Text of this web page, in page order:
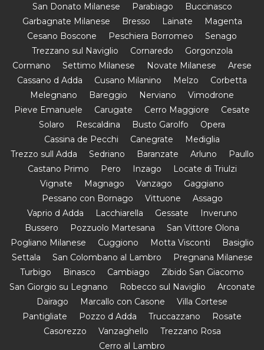
San Donato Milanese
Parabiago
Buccinasco
Garbagnate Milanese
Bresso Lainate
Magenta
Cesano Boscone
Peschiera Borromeo
Senago
Trezzano sul Naviglio
Cornaredo
Gorgonzola
Cormano
Settimo Milanese Novate Milanese
Arese
Cassano d Adda
Cusano Milanino Melzo
Corbetta
Melegnano
Bareggio Nerviano
Vimodrone
Pieve Emanuele
Carugate Cerro Maggiore
Cesate
Solaro
Rescaldina Busto Garolfo
Opera
Cassina de Pecchi
Canegrate
Mediglia
Trezzo sull Adda
Sedriano Baranzate Arluno
Paullo
Castano Primo
Pero Inzago
Locate di Triulzi
Vignate
Magnago Vanzago
Gaggiano
Pessano con Bornago
Vittuone
Assago
Vaprio d Adda
Lacchiarella Gessate
Inveruno
Bussero
Pozzuolo Martesana
San Vittore Olona
Pogliano Milanese
Cuggiono Motta Visconti
Basiglio
Settala
San Colombano al Lambro
Pregnana Milanese
Turbigo
Binasco Cambiago
Zibido San Giacomo
San Giorgio su Legnano
Robecco sul Naviglio
Arconate
Dairago
Marcallo con Casone
Villa Cortese
Pantigliate
Pozzo d Adda Truccazzano
Rosate
Casorezzo
Vanzaghello
Trezzano Rosa
Cerro al Lambro